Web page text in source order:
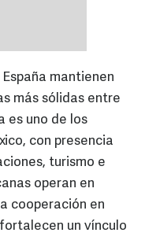
mantienen
más sólidas entre
es uno de los
con presencia
turismo e
operan en
cooperación en
un vínculo